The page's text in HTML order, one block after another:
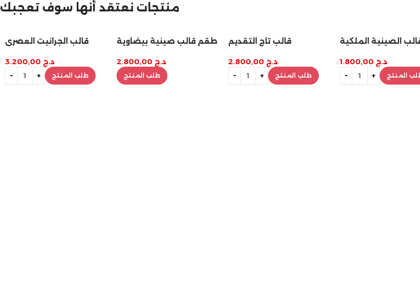
تخفيضات نهاية السنة
منتجات نعتقد أنها سوف تعجبك
قالب الجرانيت العصري
د.ج
طلب المنتج
طقم قالب صينية بيضاوية
د.ج
طلب المنتج
قالب تاج التقديم
د.ج
طلب المنتج
الصينية الملكية
د.ج
المنتج